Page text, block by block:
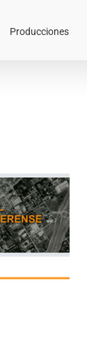
Producciones